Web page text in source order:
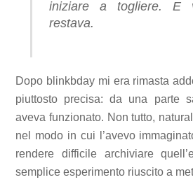
iniziare a togliere. E
restava.
Dopo blinkbday mi era rimasta
piuttosto precisa: da una parte
aveva funzionato. Non tutto,
nel modo in cui l’avevo
rendere difficile archiviare
semplice esperimento riuscito a